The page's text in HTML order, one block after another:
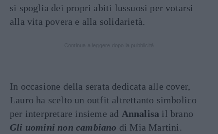
si spoglia dei propri abiti lussuosi per votarsi
alla vita povera e alla solidarietà.
In occasione della serata dedicata alle cover,
Lauro ha scelto un outfit altrettanto simbolico
per interpretare insieme ad Annalisa il brano
Gli uomini non cambiano di Mia Martini.